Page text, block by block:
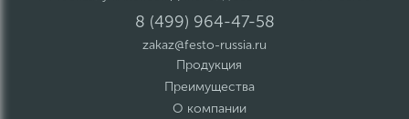
8 (499) 964-47-58
zakaz@festo-russia.ru
Продукция
Преимущества
О компании